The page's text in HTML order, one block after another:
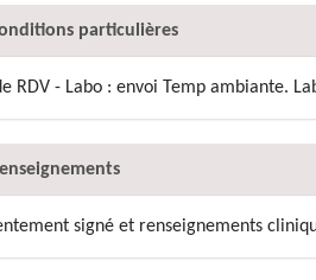
particulières
RDV - Labo : envoi Temp ambiante.
signé et renseignements